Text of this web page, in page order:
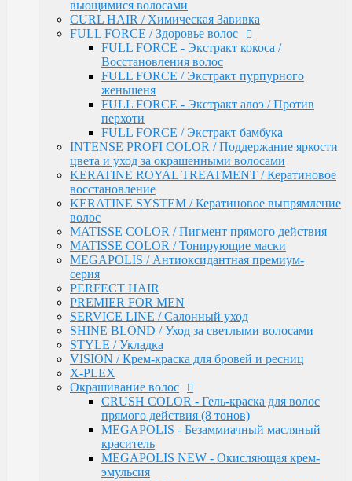
STYLE / Укладка
VISION / Крем-краска для бровей и ресниц
X-PLEX
Окрашивание волос
CRUSH COLOR - Гель-краска для волос
прямого действия (8 тонов)
MEGAPOLIS - Безаммиачный масляный
краситель
MEGAPOLIS NEW - Окисляющая крем-
эмульсия
COLOR - Перманентная крем-краска для
волос (96) тонов, 60мл-100мл
OLLIN COLOR / PLATINUM COLLECTION
OLLIN COLOR - FASHION COLOR (5
BLOND / Осветляющий порошок
OXY - Окислительная эмульсия
N-JOY / Перманентная крем-краска для
N-JOY - Окисляющий крем-активатор
PERFORMANCE / Стойкая крем-краска
PERFORMANCE / Осветление
PERFORMANCE / Окисляющая эмульсия
SILK TOUCH - Безаммиачный стойкий
краситель
SILK TOUCH - Безаммиачный
Осветляющий Крем
SILK TOUCH / Окисляющая Крем-Эмульсия
Fluid pre-color - Флюид-препигментатор
ARABIAN SPA / Сандал для волос и кожи голоаы
ARABIAN SPA / Сандал для тела
SKINCARE / Для лица
вьющимися волосами
CURL HAIR / Химическая Завивка
FULL FORCE / Здоровье волос
FULL FORCE - Экстракт кокоса /
Восстановления волос
FULL FORCE / Экстракт пурпурного
женьшеня
FULL FORCE - Экстракт алоэ / Против
перхоти
FULL FORCE / Экстракт бамбука
INTENSE PROFI COLOR / Поддержание яркости
цвета и уход за окрашенными волосами
KERATINE ROYAL TREATMENT / Кератиновое
восстановление
KERATINE SYSTEM / Кератиновое выпрямление
волос
MATISSE COLOR / Пигмент прямого действия
MATISSE COLOR / Тонирующие маски
MEGAPOLIS / Антиоксидантная премиум-
серия
PERFECT HAIR
PREMIER FOR MEN
SERVICE LINE / Салонный уход
SHINE BLOND / Уход за светлыми волосами
STYLE / Укладка
VISION / Крем-краска для бровей и ресниц
X-PLEX
Окрашивание волос
CRUSH COLOR - Гель-краска для волос
прямого действия (8 тонов)
MEGAPOLIS - Безаммиачный масляный
краситель
MEGAPOLIS NEW - Окисляющая крем-
эмульсия